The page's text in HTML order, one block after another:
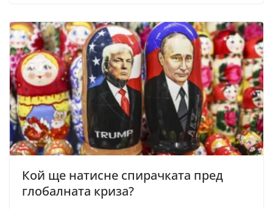
Кой ще натисне спирачката пред
глобалната криза?